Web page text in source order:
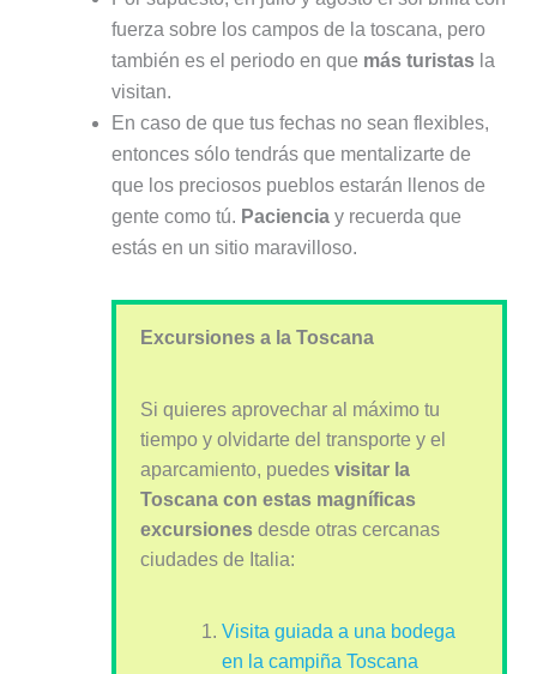
fuerza sobre los campos de la toscana, pero
también es el periodo en que más turistasla
visitan.
En caso de que tus fechas no sean flexibles,
entonces sólo tendrás que mentalizarte de
que los preciosos pueblos estarán llenos de
gente como tú. Pacienciay recuerda que
estás en un sitio maravilloso.
Excursiones a la Toscana
Si quieres aprovechar al máximo tu
tiempo y olvidarte del transporte y el
aparcamiento, puedes visitar la
Toscana con estas magníficas
excursionesdesde otras cercanas
ciudades de Italia:
Visita guiada a una bodega
en la campiña Toscana